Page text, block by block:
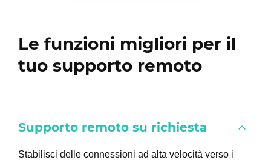
Le funzioni migliori per il
tuo supporto remoto
Supporto remoto su richiesta
Stabilisci delle connessioni ad alta velocità verso i